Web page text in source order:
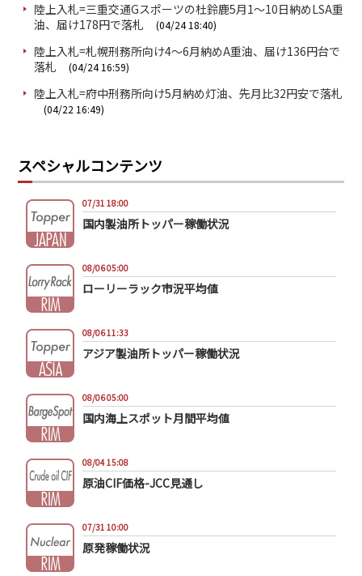
陸上入札=三重交通Gスポーツの杜鈴鹿5月1～10日納めLSA重
油、届け178円で落札
(04/24 18:40)
陸上入札=札幌刑務所向け4～6月納めA重油、届け136円台で
落札
(04/24 16:59)
陸上入札=府中刑務所向け5月納め灯油、先月比32円安で落札
(04/22 16:49)
スペシャルコンテンツ
07/31 18:00
国内製油所トッパー稼働状況
08/06 05:00
ローリーラック市況平均値
08/06 11:33
アジア製油所トッパー稼働状況
08/06 05:00
国内海上スポット月間平均値
08/04 15:08
原油CIF価格-JCC見通し
07/31 10:00
原発稼働状況